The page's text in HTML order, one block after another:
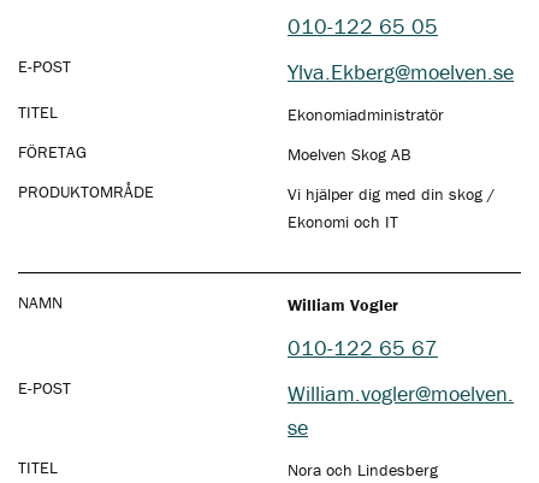
010-122 65 05
E-POST Ylva.Ekberg@moelven.se
TITEL
Ekonomiadministratör
FÖRETAG
Moelven Skog AB
PRODUKTOMRÅDE
Vi hjälper dig med din skog /
Ekonomi och IT
NAMN William Vogler
010-122 65 67
E-POST
William.vogler@moelven.
se
TITEL
Nora och Lindesberg